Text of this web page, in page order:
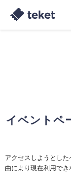
イベントペ
アクセスしようとし
由により現在利用で